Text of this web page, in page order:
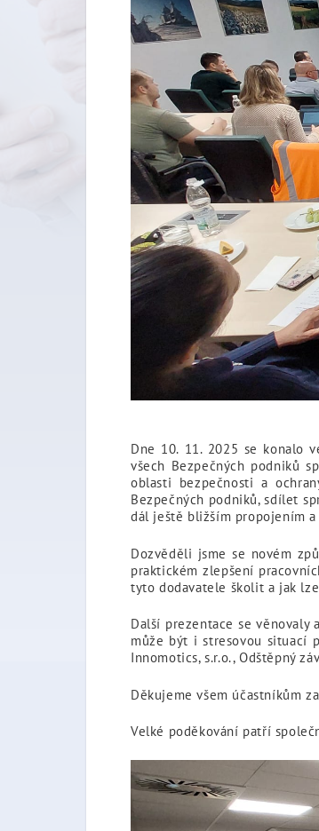
Dne 10. 11. 2025 se konalo
všech Bezpečných podniků
oblasti bezpečnosti a
Bezpečných podniků, sdílet
dál ještě bližším propojením
Dozvěděli jsme se novém
praktickém zlepšení
tyto dodavatele školit a jak
Další prezentace se
může být i stresovou situací
Innomotics, s.r.o., Odštěpný
Děkujeme všem účastníkům
Velké poděkování patří